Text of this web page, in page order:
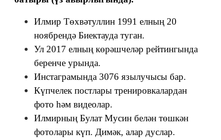
Илмир Төхвәтуллин 1991 елның 20
ноябрендә Биектауда туган.
Ул 2017 елның көрәшчеләр рейтингында
беренче урында.
Инстаграмында 3076 язылучысы бар.
Күпчелек постлары тренировкалардан
фото һәм видеолар.
Илмирның Булат Мусин белән төшкән
фотолары күп. Димәк, алар дуслар.